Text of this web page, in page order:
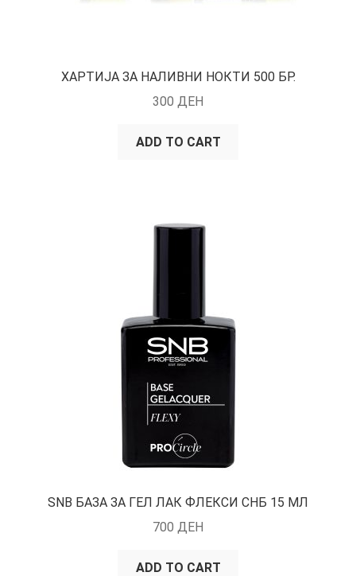
ХАРТИЈА ЗА НАЛИВНИ НОКТИ 500 БР.
300 ДЕН
ADD TO CART
SNB БАЗА ЗА ГЕЛ ЛАК ФЛЕКСИ СНБ 15 МЛ
700 ДЕН
ADD TO CART